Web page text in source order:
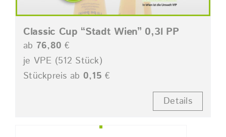
Classic Cup “Stadt Wien” 0,3l PP
ab 76,80 €
je VPE (512 Stück)
Stückpreis ab 0,15 €
Details